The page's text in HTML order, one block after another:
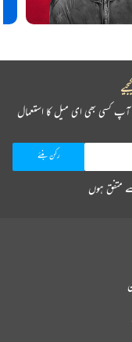
کسی بھی ای میل کا استعمال
متفق ہوں